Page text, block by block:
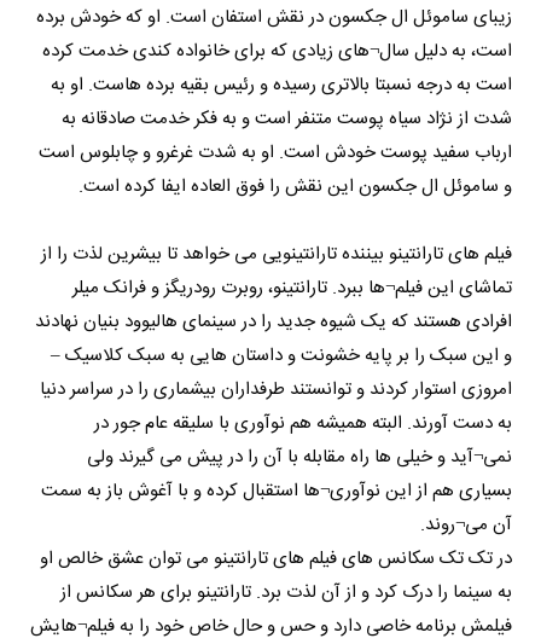
زیبای ساموئل ال جکسون در نقش استفان است. او که خودش برده
است، به دلیل سال¬های زیادی که برای خانواده کندی خدمت کرده
است به درجه نسبتا بالاتری رسیده و رئیس بقیه برده هاست. او به
شدت از نژاد سیاه پوست متنفر است و به فکر خدمت صادقانه به
ارباب سفید پوست خودش است. او به شدت غرغرو و چابلوس است
و ساموئل ال جکسون این نقش را فوق العاده ایفا کرده است.
فیلم های تارانتینو بیننده تارانتینویی می خواهد تا بیشرین لذت را از
تماشای این فیلم¬ها ببرد. تارانتینو، روبرت رودریگز و فرانک میلر
افرادی هستند که یک شیوه جدید را در سینمای هالیوود بنیان نهادند
و این سبک را بر پایه خشونت و داستان هایی به سبک کلاسیک –
امروزی استوار کردند و توانستند طرفداران بیشماری را در سراسر دنیا
به دست آورند. البته همیشه هم نوآوری با سلیقه عام جور در
نمی¬آید و خیلی ها راه مقابله با آن را در پیش می گیرند ولی
بسیاری هم از این نوآوری¬ها استقبال کرده و با آغوش باز به سمت
آن می¬روند.
در تک تک سکانس های فیلم های تارانتینو می توان عشق خالص او
به سینما را درک کرد و از آن لذت برد. تارانتینو برای هر سکانس از
فیلمش برنامه خاصی دارد و حس و حال خاص خود را به فیلم¬هایش